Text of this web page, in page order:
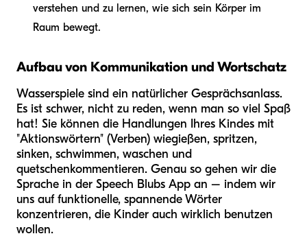
verstehen und zu lernen, wie sich sein Körper im
Raum bewegt.
Aufbau von Kommunikation und Wortschatz
Wasserspiele sind ein natürlicher Gesprächsanlass.
Es ist schwer, nicht zu reden, wenn man so viel Spaß
hat! Sie können die Handlungen Ihres Kindes mit
"Aktionswörtern" (Verben) wiegießen, spritzen,
sinken, schwimmen, waschen und
quetschenkommentieren. Genau so gehen wir die
Sprache in der Speech Blubs App an – indem wir
uns auf funktionelle, spannende Wörter
konzentrieren, die Kinder auch wirklich benutzen
wollen.